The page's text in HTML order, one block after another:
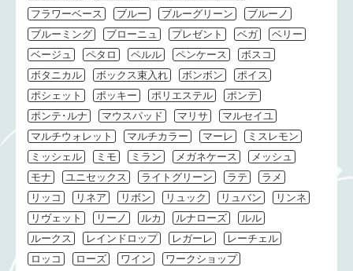
フラワーベース
ブルー ブルーグリーン
ブルーノ
ブルーミング
ブローニュ プレゼント ベガ
ベリー
ベージュ
ペタロ ペルル ペンケース
ボスコ
ボタニカル
ボックス束入れ ボンボン
ポイス
ポシェット
ポッキー ポリエステル
ポンテ
ポンテ･ルナ
マウスパッド マリサ
マルセイユ
マルチウォレット
マルチカラー マーレ
ミスレモン
ミッシェル
ミモ ミラン メガネケース
メッシュ
モナ
ユニセックス ライトグリーン ラテ
ラメ
リッコ
リネア リボン リュック リュバン
リンネ
リヴェット
リーノ ルカ ルナローズ
ルル
ルークス
レインドロップ レガーレ
レーチェル
ロッコ
ローズ ワイン
ワークショップ